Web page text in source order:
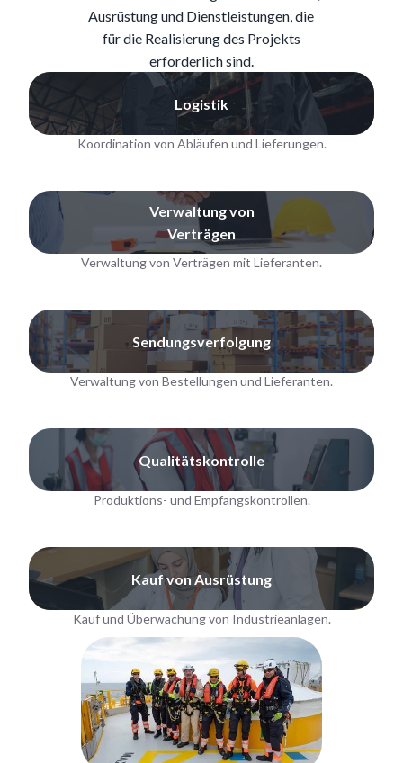
Ausrüstung und Dienstleistungen, die
für die Realisierung des Projekts
erforderlich sind.
Logistik
Koordination von Abläufen und Lieferungen.
Verwaltung von
Verträgen
Verwaltung von Verträgen mit Lieferanten.
Sendungsverfolgung
Verwaltung von Bestellungen und Lieferanten.
Qualitätskontrolle
Produktions- und Empfangskontrollen.
Kauf von Ausrüstung
Kauf und Überwachung von Industrieanlagen.